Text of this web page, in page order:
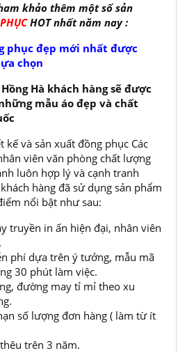
khảo thêm một số sản
HOT nhất năm nay :
phục đẹp mới nhất được
chọn
Hà khách hàng sẽ được
mẫu áo đẹp và chất
kế và sản xuất đồng phục Các
viên văn phòng chất lượng
luôn hợp lý và cạnh tranh
hàng đã sử dụng sản phẩm
nổi bật như sau:
truyền in ấn hiện đại, nhân viên
phí dựa trên ý tưởng, mẫu mã
30 phút làm việc.
đường may tỉ mỉ theo xu
số lượng đơn hàng ( làm từ ít
trên 3 năm.